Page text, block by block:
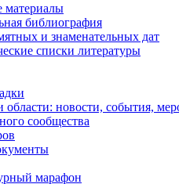
материалы
библиография
и знаменательных дат
списки литературы
области: новости, события,
сообщества
марафон